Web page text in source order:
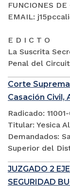
FUNCIONES
EMAIL:
E D I C T O
La Suscrita
Penal del
Corte
Casación Civil,
Radicado:
Titular: Yesica
Demandados:
Superior del
JUZGADO 2
SEGURIDAD